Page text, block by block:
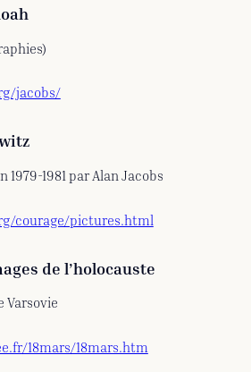
jacobs/
1979-1981 par Alan Jacobs
courage/pictures.html
de l’holocauste
Varsovie
18mars/18mars.htm